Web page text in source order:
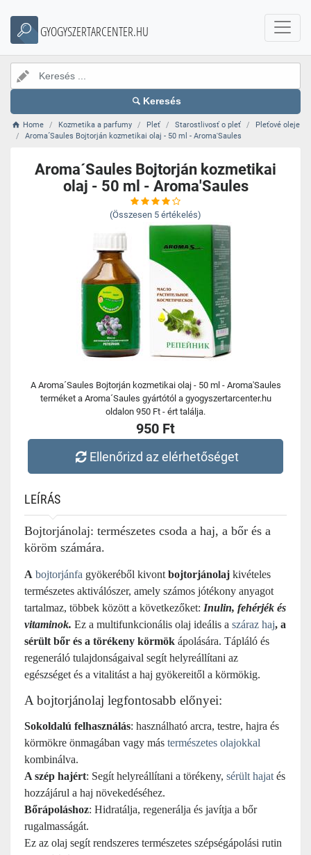
GYOGYSZERTARCENTER.HU
Keresés
Home Kozmetika a parfumy Pleť Starostlivosť o pleť
Pleťové oleje
Aroma´Saules Bojtorján kozmetikai olaj - 50 ml - Aroma'Saules
Aroma´Saules Bojtorján kozmetikai
olaj - 50 ml - Aroma'Saules
(Összesen 5 értékelés)
A Aroma´Saules Bojtorján kozmetikai olaj - 50 ml - Aroma'Saules
terméket a Aroma´Saules gyártótól a gyogyszertarcenter.hu
oldalon 950 Ft - ért találja.
950 Ft
Ellenőrizd az elérhetőséget
LEÍRÁS
Bojtorjánolaj: természetes csoda a haj, a bőr és a
köröm számára.
A bojtorjánfa gyökeréből kivont bojtorjánolaj kivételes
természetes aktiválószer, amely számos jótékony anyagot
tartalmaz, többek között a következőket: Inulin, fehérjék és
vitaminok. Ez a multifunkcionális olaj ideális a száraz haj, a
sérült bőr és a törékeny körmök ápolására. Tápláló és
regeneráló tulajdonságaival segít helyreállítani az
egészséget és a vitalitást a haj gyökereitől a körmökig.
A bojtorjánolaj legfontosabb előnyei:
Sokoldalú felhasználás: használható arcra, testre, hajra és
körmökre önmagában vagy más természetes olajokkal
kombinálva.
A szép hajért: Segít helyreállítani a törékeny, sérült hajat és
hozzájárul a haj növekedéséhez.
Bőrápoláshoz: Hidratálja, regenerálja és javítja a bőr
rugalmasságát.
Ez az olaj segít rendszeres természetes szépségápolási rutin